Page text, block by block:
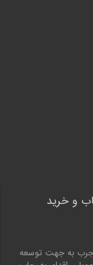
و خرید
مجرب به جهت توسعه